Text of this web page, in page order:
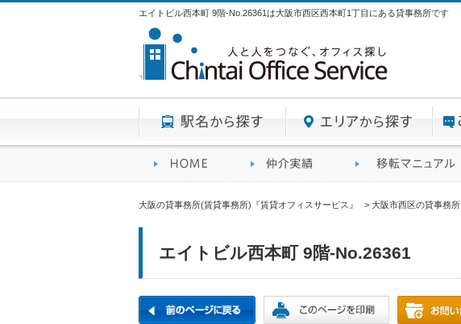
エイトビル西本町 9階-No.26361は大阪市西区西本町1丁目にある貸事務所です
大阪の貸事務所(賃貸事務所)『賃貸オフィスサービス』 大阪市西区の貸事務所
エイトビル西本町 9階-No.26361